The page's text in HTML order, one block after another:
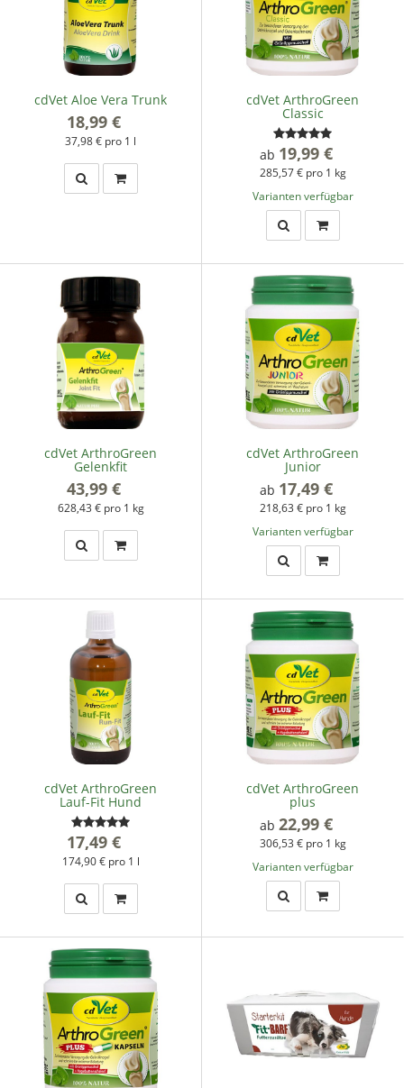
cdVet Aloe Vera Trunk
18,99 €
37,98 € pro 1 l
cdVet ArthroGreen
Classic
ab 19,99 €
285,57 € pro 1 kg
Varianten verfügbar
cdVet ArthroGreen
Gelenkfit
43,99 €
628,43 € pro 1 kg
cdVet ArthroGreen
Junior
ab 17,49 €
218,63 € pro 1 kg
Varianten verfügbar
cdVet ArthroGreen
Lauf-Fit Hund
17,49 €
174,90 € pro 1 l
cdVet ArthroGreen
plus
ab 22,99 €
306,53 € pro 1 kg
Varianten verfügbar